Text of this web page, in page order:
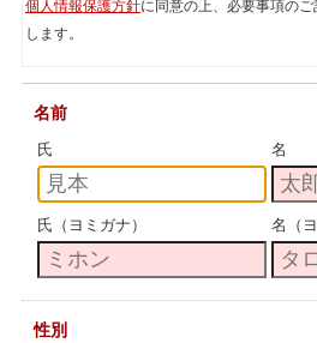
個人情報保護方針に同意の上、必要事項の
します。
名前
氏 名
氏（ヨミガナ） 名（
性別